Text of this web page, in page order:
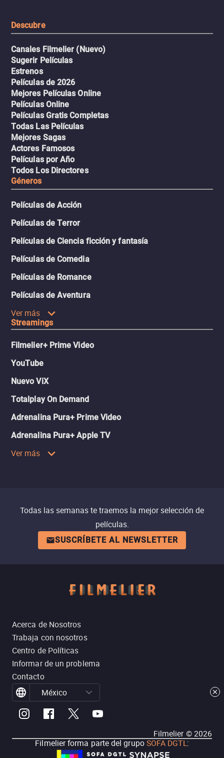
Descubre
Canales Filmelier (Nuevo)
Sugerir Películas
Estrenos
Películas de 2026
Mejores Películas Online
Películas Online
Películas Gratis Completas
Todas Las Películas
Mejores Sagas
Actores Famosos
Películas por Año
Todos Los Directores
Géneros
Películas de Acción
Películas de Terror
Películas de Ciencia ficción y fantasía
Películas de Comedia
Películas de Romance
Películas de Aventura
Ver más
Streamings
Filmelier+ Prime Video
YouTube
Nuevo ViX
Totalplay On Demand
Adrenalina Pura+ Prime Video
Adrenalina Pura+ Apple TV
Ver más
Todas las semanas te traemos la mejor selección de
películas.
SUSCRÍBETE AL NEWSLETTER
Acerca de Nosotros
Trabaja con nosotros
Centro de Políticas
Informar de un problema
Contacto
México
Filmelier ©2026
Filmelier forma parte del grupoSOFA DGTL: